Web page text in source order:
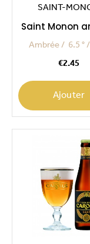
SAINT-
Saint Monon
Ambrée 6.5 °
€2.45
Ajouter